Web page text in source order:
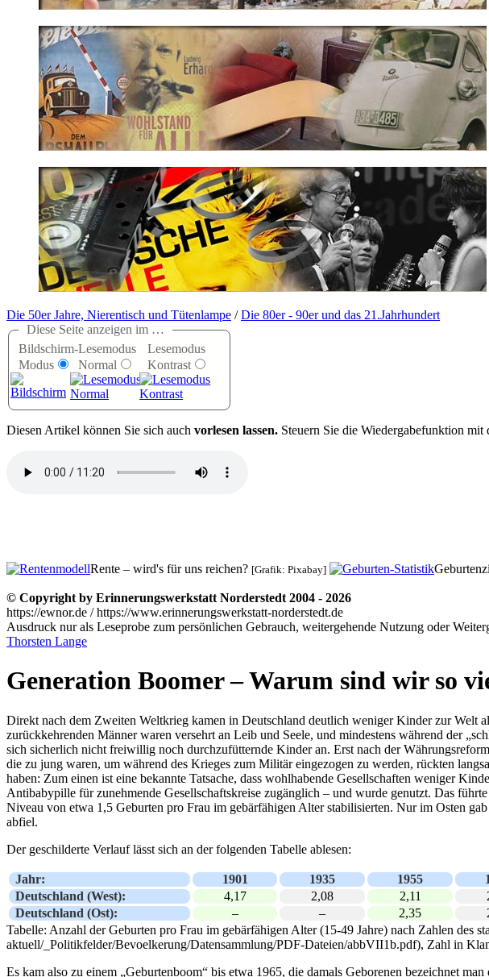
Die 50er Jahre, Nierentisch und Tütenlampe /Die 80er - 90er und das 21.Jahrhundert
Diese Seite anzeigen im …
Bildschirm-
Modus
Lesemodus
Normal
Lesemodus
Kontrast
Diesen Artikel können Sie sich auch vorlesen lassen. Steuern Sie die Wiedergabefunktion mit
Rente – wird's für uns reichen? [Grafik: Pixabay]
© Copyright by Erinnerungswerkstatt Norderstedt 2004 - 2026
https://ewnor.de / https://www.erinnerungswerkstatt-norderstedt.de
Ausdruck nur als Leseprobe zum persönlichen Gebrauch, weitergehende Nutzung oder
Thorsten Lange
Generation Boomer – Warum sind wir so
Direkt nach dem Zweiten Weltkrieg kamen in Deutschland deutlich weniger Kinder zur Welt
zurückkehrenden Männer waren versehrt an Leib und Seele, und mindestens während der
sich sicherlich nicht freiwillig noch durchzufütternde Kinder an. Erst nach der
die zu jung waren, um während des Krieges zum Militär eingezogen zu werden, rückten
haben: Zum einen ist eine bekannte Tatsache, dass wohlhabende Gesellschaften weniger
Antibabypille für zunehmende Gesellschaftskreise zugänglich – und wurde genutzt. Das
Niveau von etwa 1,5 Geburten pro Frau im gebärfähigen Alter stabilisierten. Nur im Osten
abfiel.
Der geschilderte Verlauf lässt sich an der folgenden Tabelle ablesen:
Jahr: 1901 1935 1955
Deutschland (West):
4,17 2,08 2,11
Deutschland (Ost):
– – 2,35
Tabelle: Anzahl der Geburten pro Frau im gebärfähigen Alter (15-49 Jahre) nach Zahlen
aktuell/_Politikfelder/Bevoelkerung/Datensammlung/PDF-Dateien/abbVII1b.pdf), Zahl in
Es kam also zu einem „Geburtenboom“ bis etwa 1965, die damals Geborenen bezeichnet